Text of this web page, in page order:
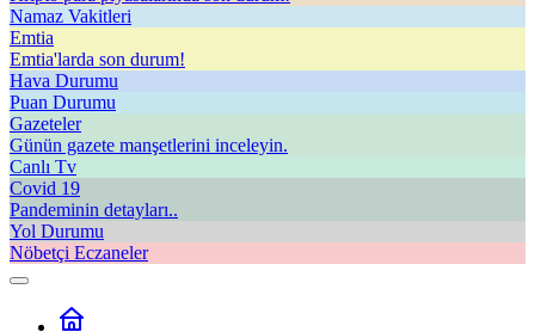
Namaz Vakitleri
Emtia
Emtia'larda son durum!
Hava Durumu
Puan Durumu
Gazeteler
Günün gazete manşetlerini inceleyin.
Canlı Tv
Covid 19
Pandeminin detayları..
Yol Durumu
Nöbetçi Eczaneler